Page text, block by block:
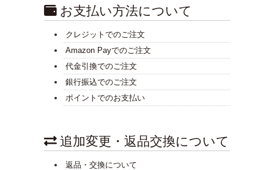
お支払い方法について
クレジットでのご注文
Amazon Payでのご注文
代金引換でのご注文
銀行振込でのご注文
ポイントでのお支払い
追加変更・返品交換について
返品・交換について